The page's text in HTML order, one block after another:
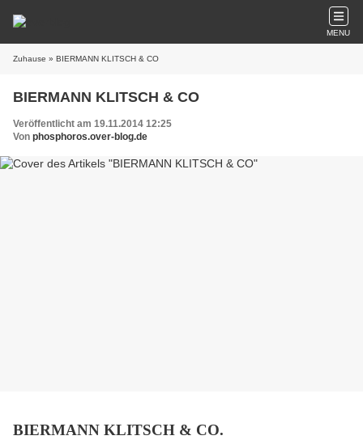
MENU
Zuhause » BIERMANN KLITSCH & CO
BIERMANN KLITSCH & CO
Veröffentlicht am 19.11.2014 12:25
Von phosphoros.over-blog.de
BIERMANN KLITSCH & CO.